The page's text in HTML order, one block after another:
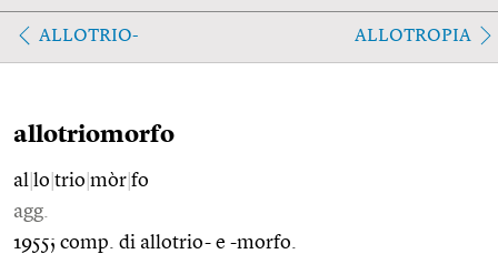
ALLOTRIO- ALLOTROPIA
allotriomorfo
al lo trio mòr fo
agg.
1955; comp. di allotrio- e -morfo.